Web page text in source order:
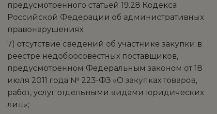
предусмотренного статьей 19.28 Кодекса
Российской Федерации об административных
правонарушениях;
7) отсутствие сведений об участнике закупки в
реестре недобросовестных поставщиков,
предусмотренном Федеральным законом от 18
июля 2011 года № 223-ФЗ «О закупках товаров,
работ, услуг отдельными видами юридических
лиц»;